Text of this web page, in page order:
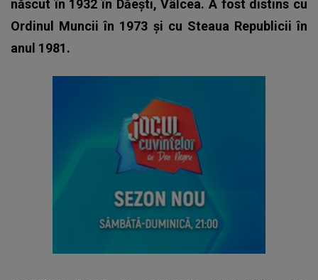
născut în 1932 în Dăești, Vâlcea. A fost distins cu
Ordinul Muncii în 1973 și cu Steaua Republicii în
anul 1981.